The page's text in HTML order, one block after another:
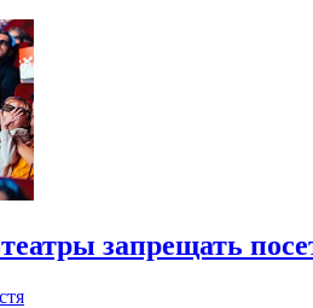
запрещать